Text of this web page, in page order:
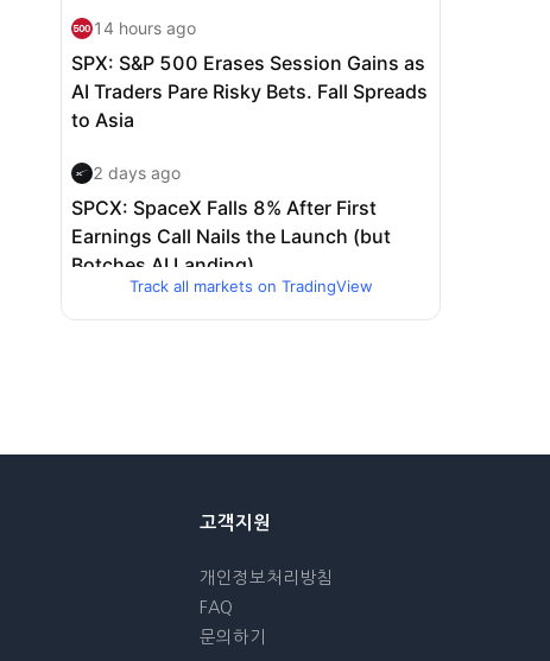
Track all markets on TradingView
고객지원
개인정보처리방침
FAQ
문의하기